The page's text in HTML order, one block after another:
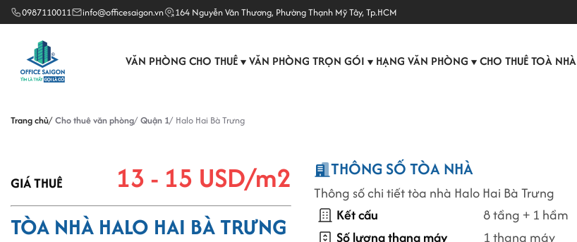
0987110011 info@officesaigon.vn 164 Nguyễn Văn Thương, Phường Thạnh Mỹ Tây, Tp.HCM
VĂN PHÒNG CHO THUÊ ▼ VĂN PHÒNG TRỌN GÓI ▼ HẠNG VĂN PHÒNG ▼ CHO THUÊ TOÀ NHÀ
Trang chủ Cho thuê văn phòng Quận 1 Halo Hai Bà Trưng
GIÁ THUÊ 13 - 15 USD/m2
TÒA NHÀ HALO HAI BÀ TRƯNG
THÔNG SỐ TÒA NHÀ
Thông số chi tiết tòa nhà Halo Hai Bà Trưng
Kết cấu
8 tầng + 1 hầm
Số lượng thang máy
1 thang máy